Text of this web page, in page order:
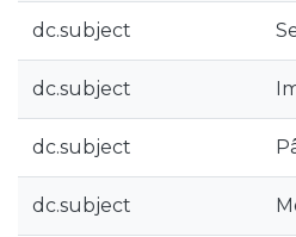
dc.subject
dc.subject
dc.subject
dc.subject